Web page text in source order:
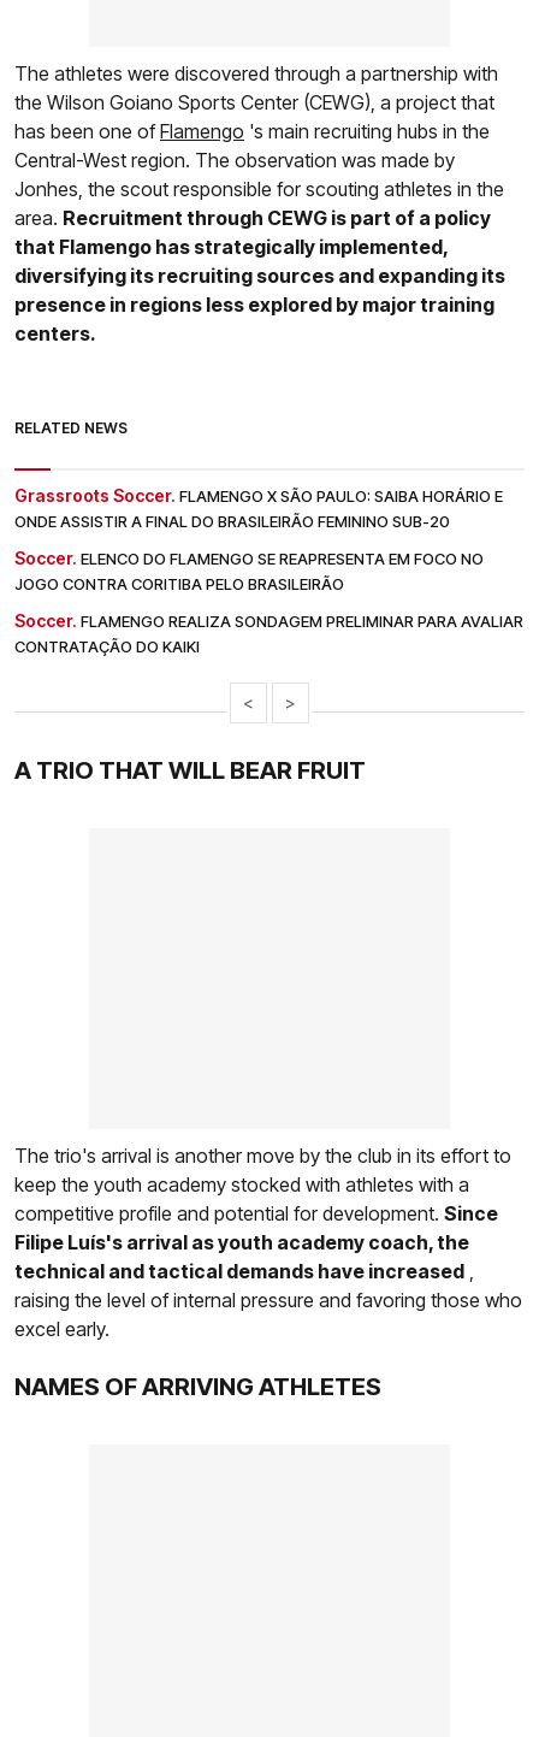
The athletes were discovered through a partnership with
the Wilson Goiano Sports Center (CEWG), a project that
has been one ofFlamengo 's main recruiting hubs in the
Central-West region. The observation was made by
Jonhes, the scout responsible for scouting athletes in the
area. Recruitment through CEWG is part of a policy
that Flamengo has strategically implemented,
diversifying its recruiting sources and expanding its
presence in regions less explored by major training
centers.
RELATED NEWS
Grassroots Soccer. FLAMENGO X SÃO PAULO: SAIBA HORÁRIO E
ONDE ASSISTIR A FINAL DO BRASILEIRÃO FEMININO SUB-20
Soccer. ELENCO DO FLAMENGO SE REAPRESENTA EM FOCO NO
JOGO CONTRA CORITIBA PELO BRASILEIRÃO
Soccer. FLAMENGO REALIZA SONDAGEM PRELIMINAR PARA AVALIAR
CONTRATAÇÃO DO KAIKI
< >
A TRIO THAT WILL BEAR FRUIT
The trio's arrival is another move by the club in its effort to
keep the youth academy stocked with athletes with a
competitive profile and potential for development. Since
Filipe Luís's arrival as youth academy coach, the
technical and tactical demands have increased ,
raising the level of internal pressure and favoring those who
excel early.
NAMES OF ARRIVING ATHLETES